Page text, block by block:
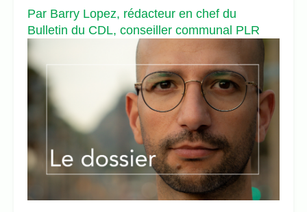
Par Barry Lopez, rédacteur en chef du
Bulletin du CDL, conseiller communal PLR